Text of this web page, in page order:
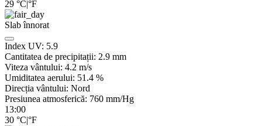
29 °C|°F
Slab înnorat
Index UV: 5.9
Cantitatea de precipitații: 2.9 mm
Viteza vântului: 4.2 m/s
Umiditatea aerului: 51.4 %
Direcția vântului: Nord
Presiunea atmosferică: 760 mm/Hg
13:00
30 °C|°F